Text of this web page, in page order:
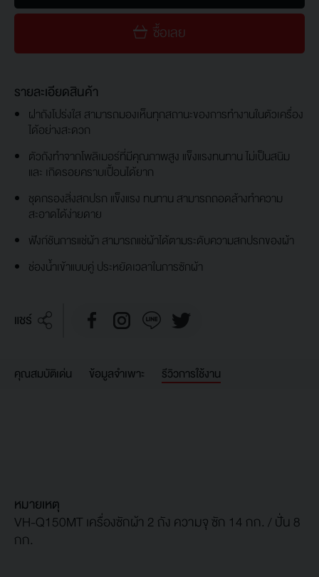
ซื้อเลย
รายละเอียดสินค้า
ฝาถังโปร่งใส สามารถมองเห็นทุกสถานะของการทำงานในตัวเครื่อง
ได้อย่างสะดวก
ตัวถังทำจากโพลิเมอร์ที่มีคุณภาพสูง แข็งแรงทนทาน ไม่เป็นสนิม
และ เกิดรอยคราบเปื้อนได้ยาก
ชุดกรองสิ่งสกปรก แข็งแรง ทนทาน สามารถถอดล้างทำความ
สะอาดได้ง่ายดาย
ฟังก์ชันการแช่ผ้า สามารถแช่ผ้าได้ตามระดับความสกปรกของผ้า
ช่องน้ำเข้าแบบคู่ ประหยัดเวลาในการซักผ้า
แชร์
คุณสมบัติเด่น ข้อมูลจำเพาะ รีวิวการใช้งาน
หมายเหตุ
VH-Q150MT เครื่องซักผ้า 2 ถัง ความจุ ซัก 14 กก. / ปั่น 8
กก.